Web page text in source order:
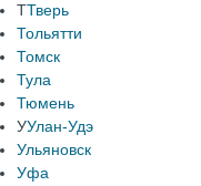
ТТверь
Тольятти
Томск
Тула
Тюмень
УУлан-Удэ
Ульяновск
Уфа